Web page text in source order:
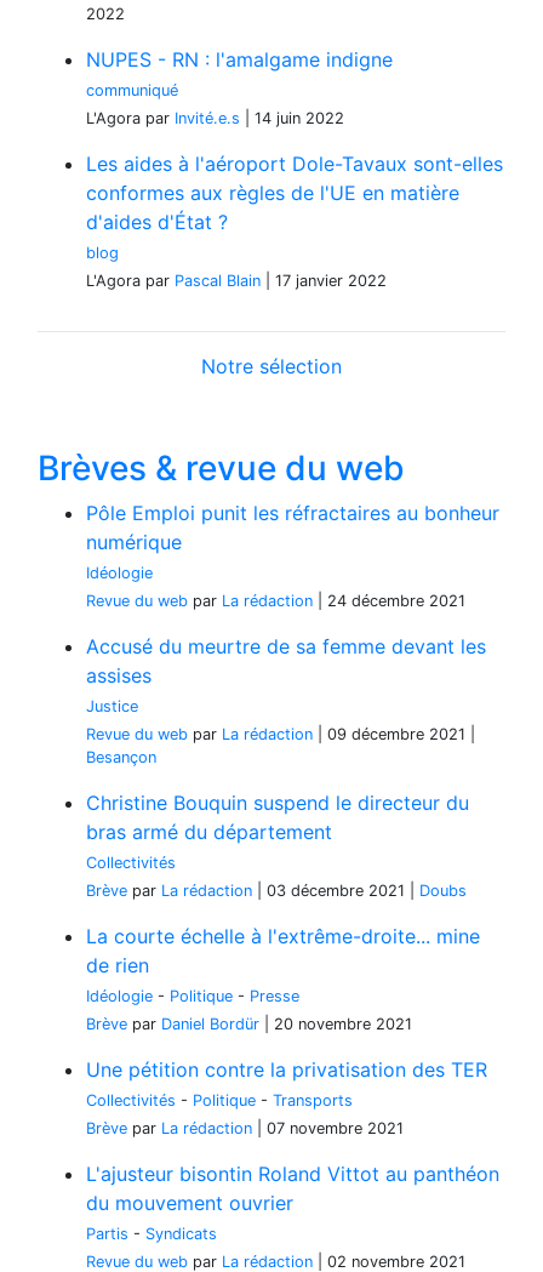
2022
NUPES - RN : l'amalgame indigne
communiqué
L'Agora par Invité.e.s 14 juin 2022
Les aides à l'aéroport Dole-Tavaux sont-elles
conformes aux règles de l'UE en matière
d'aides d'État ?
blog
L'Agora par Pascal Blain 17 janvier 2022
Notre sélection
Brèves & revue du web
Pôle Emploi punit les réfractaires au bonheur
numérique
Idéologie
Revue du web par La rédaction 24 décembre 2021
Accusé du meurtre de sa femme devant les
assises
Justice
Revue du web par La rédaction 09 décembre 2021
Besançon
Christine Bouquin suspend le directeur du
bras armé du département
Collectivités
Brève par La rédaction 03 décembre 2021 Doubs
La courte échelle à l'extrême-droite... mine
de rien
Idéologie - Politique - Presse
Brève par Daniel Bordür 20 novembre 2021
Une pétition contre la privatisation des TER
Collectivités - Politique - Transports
Brève par La rédaction 07 novembre 2021
L'ajusteur bisontin Roland Vittot au panthéon
du mouvement ouvrier
Partis - Syndicats
Revue du web par La rédaction 02 novembre 2021